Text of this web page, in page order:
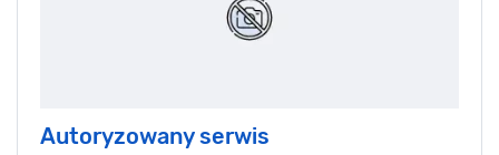
Autoryzowany serwis